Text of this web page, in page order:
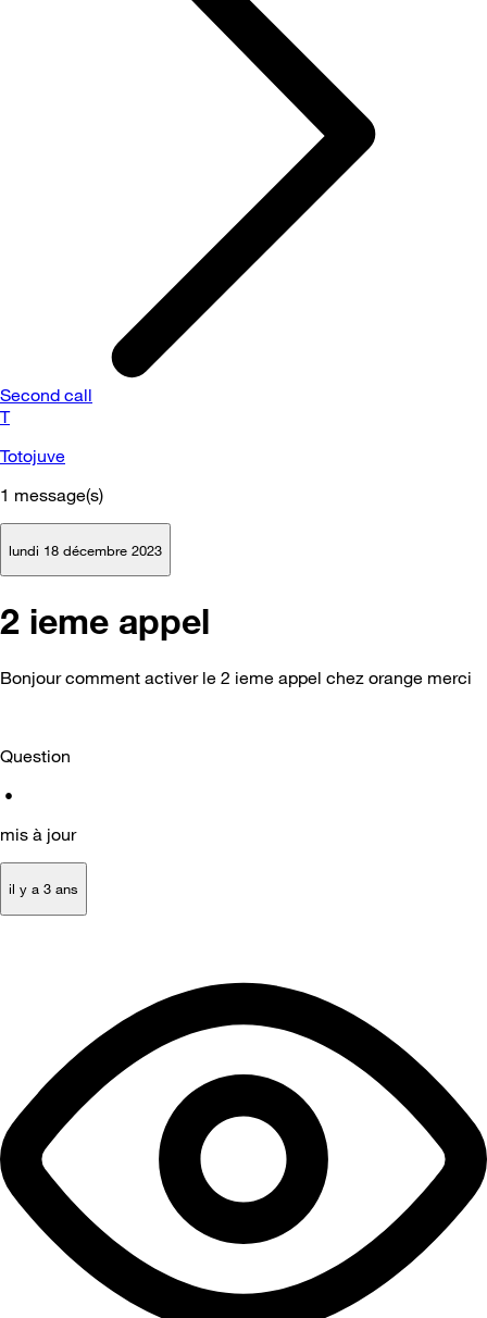
Second call
T
Totojuve
1 message(s)
lundi 18 décembre 2023
2 ieme appel
Bonjour comment activer le 2 ieme appel chez orange merci
Question
•
mis à jour
il y a 3 ans